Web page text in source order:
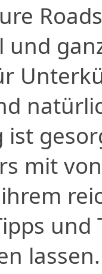
und
mit
und
lassen.